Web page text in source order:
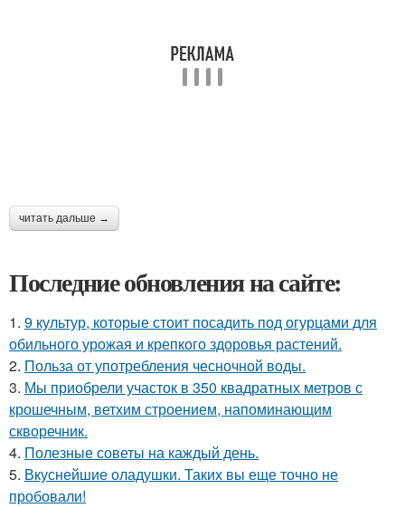
читать дальше →
Последние обновления на сайте:
1. 9 культур, которые стоит посадить под огурцами для
обильного урожая и крепкого здоровья растений.
2. Польза от употребления чесночной воды.
3. Мы приобрели участок в 350 квадратных метров с
крошечным, ветхим строением, напоминающим
скворечник.
4. Полезные советы на каждый день.
5. Вкуснейшие оладушки. Таких вы еще точно не
пробовали!